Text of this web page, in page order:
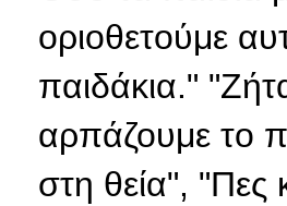
οριοθετούμε
παιδάκια."
αρπάζουμε το
στη θεία", "Πες